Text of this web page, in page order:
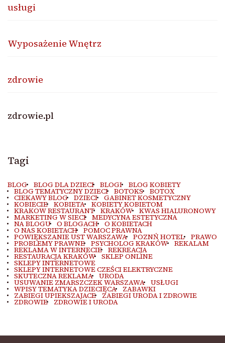
usługi
Wyposażenie Wnętrz
zdrowie
zdrowie.pl
Tagi
BLOG BLOG DLA DZIECI BLOGI BLOG KOBIETY
BLOG TEMATYCZNY DZIECI BOTOKS BOTOX
CIEKAWY BLOG DZIECI GABINET KOSMETYCZNY
KOBIECIE KOBIETA KOBIETY KOBIETOM
KRAKOW RESTAURANT KRAKÓW KWAS HIALURONOWY
MARKETING W SIECI MEDYCYNA ESTETYCZNA
NA BLOGU O BLOGACH O KOBIETACH
O NAS KOBIETACH POMOC PRAWNA
POWIĘKSZANIE UST WARSZAWA POZNŃ HOTEL PRAWO
PROBLEMY PRAWNE PSYCHOLOG KRAKÓW REKALAM
REKLAMA W INTERNECIE REKREACJA
RESTAURACJA KRAKÓW SKLEP ONLINE
SKLEPY INTERNETOWE
SKLEPY INTERNETOWE CZEŚCI ELEKTRYCZNE
SKUTECZNA REKLAMA URODA
USUWANIE ZMARSZCZEK WARSZAWA USŁUGI
WPISY TEMATYKA DZIECIĘCA ZABAWKI
ZABIEGI UPIEKSZAJACE ZABIEGI URODA I ZDROWIE
ZDROWIE ZDROWIE I URODA